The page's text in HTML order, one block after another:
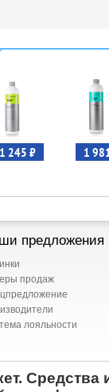
1 245 ₽ 1
предложения
продаж
лояльности
Средства